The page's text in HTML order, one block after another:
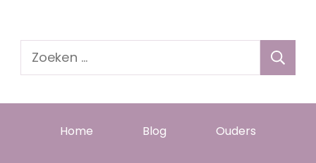
Zoeken
naar:
Home Blog Ouders